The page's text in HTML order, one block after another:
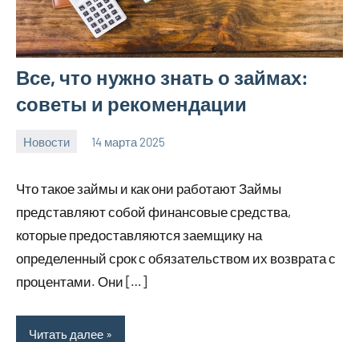
Все, что нужно знать о займах:
советы и рекомендации
Новости 14 марта 2025
Что такое займы и как они работают Займы
представляют собой финансовые средства,
которые предоставляются заемщику на
определенный срок с обязательством их возврата с
процентами. Они […]
Читать далее